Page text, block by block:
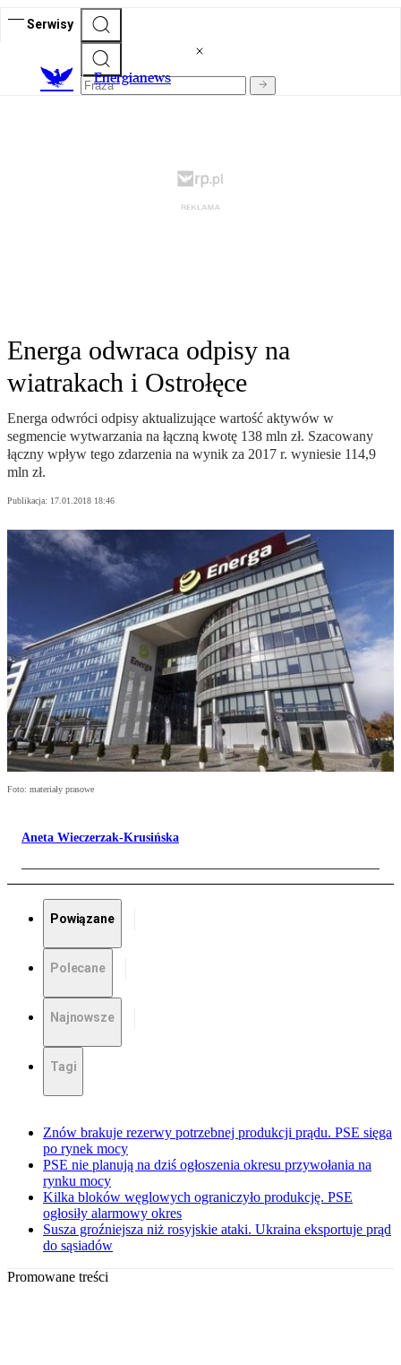
Serwisy
Energianews
Energa odwraca odpisy na
wiatrakach i Ostrołęce
Energa odwróci odpisy aktualizujące wartość aktywów w
segmencie wytwarzania na łączną kwotę 138 mln zł. Szacowany
łączny wpływ tego zdarzenia na wynik za 2017 r. wyniesie 114,9
mln zł.
Publikacja: 17.01.2018 18:46
Foto: materiały prasowe
Aneta Wieczerzak-Krusińska
Powiązane
Polecane
Najnowsze
Tagi
Znów brakuje rezerwy potrzebnej produkcji prądu. PSE sięga
po rynek mocy
PSE nie planują na dziś ogłoszenia okresu przywołania na
rynku mocy
Kilka bloków węglowych ograniczyło produkcję. PSE
ogłosiły alarmowy okres
Susza groźniejsza niż rosyjskie ataki. Ukraina eksportuje prąd
do sąsiadów
Promowane treści